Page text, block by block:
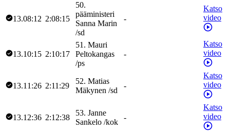
13.08:12 2:08:15
50.
pääministeri
Sanna Marin
/sd
-
Katso
video
13.10:15 2:10:17
51 . Mauri
Peltokangas
/ps
-
Katso
video
13.11:26 2:11:29
52. Matias
Mäkynen /sd
-
Katso
video
13.12:36 2:12:38
53. Janne
Sankelo /kok
-
Katso
video